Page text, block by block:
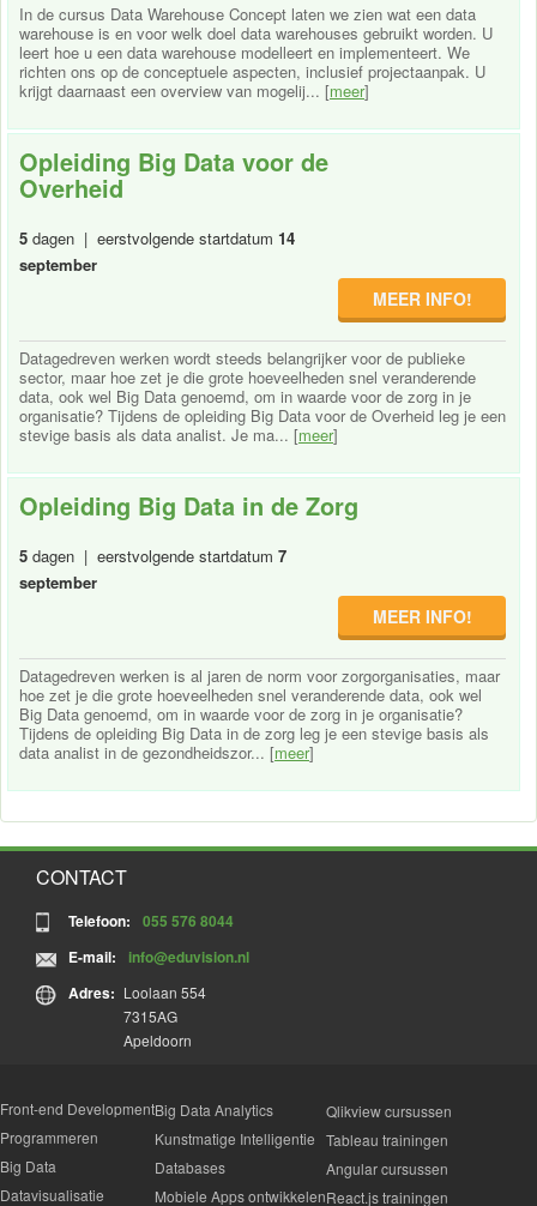
In de cursus Data Warehouse Concept laten we zien wat een data
warehouse is en voor welk doel data warehouses gebruikt worden. U
leert hoe u een data warehouse modelleert en implementeert. We
richten ons op de conceptuele aspecten, inclusief projectaanpak. U
krijgt daarnaast een overview van mogelij... [meer]
Opleiding Big Data voor de
Overheid
5 dagen | eerstvolgende startdatum 14
september
MEER INFO!
Datagedreven werken wordt steeds belangrijker voor de publieke
sector, maar hoe zet je die grote hoeveelheden snel veranderende
data, ook wel Big Data genoemd, om in waarde voor de zorg in je
organisatie? Tijdens de opleiding Big Data voor de Overheid leg je een
stevige basis als data analist. Je ma... [meer]
Opleiding Big Data in de Zorg
5 dagen | eerstvolgende startdatum 7
september
MEER INFO!
Datagedreven werken is al jaren de norm voor zorgorganisaties, maar
hoe zet je die grote hoeveelheden snel veranderende data, ook wel
Big Data genoemd, om in waarde voor de zorg in je organisatie?
Tijdens de opleiding Big Data in de zorg leg je een stevige basis als
data analist in de gezondheidszor... [meer]
CONTACT
Telefoon:
055 576 8044
E-mail:
info@eduvision.nl
Adres: Loolaan 554
7315AG
Apeldoorn
Front-end Development
Programmeren
Big Data
Datavisualisatie
Big Data Analytics
Kunstmatige Intelligentie
Databases
Mobiele Apps ontwikkelen
Qlikview cursussen
Tableau trainingen
Angular cursussen
React.js trainingen